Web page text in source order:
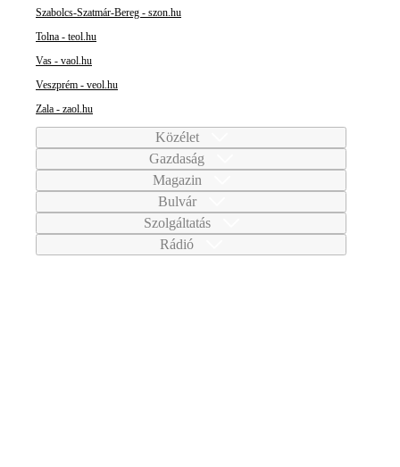
Szabolcs-Szatmár-Bereg - szon.hu
Tolna - teol.hu
Vas - vaol.hu
Veszprém - veol.hu
Zala - zaol.hu
Közélet
Gazdaság
Magazin
Bulvár
Szolgáltatás
Rádió